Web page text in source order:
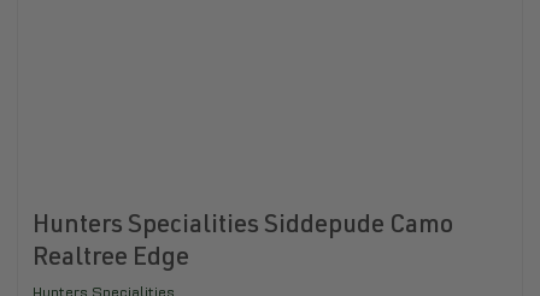
Hunters Specialities Siddepude Camo
Realtree Edge
Hunters Specialities